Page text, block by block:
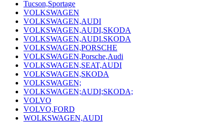
Tucson,Sportage
VOLKSWAGEN
VOLKSWAGEN,AUDI
VOLKSWAGEN,AUDI,SKODA
VOLKSWAGEN,AUDI.SKODA
VOLKSWAGEN,PORSCHE
VOLKSWAGEN,Porsche,Audi
VOLKSWAGEN,SEAT,AUDI
VOLKSWAGEN,SKODA
VOLKSWAGEN;
VOLKSWAGEN;AUDI;SKODA;
VOLVO
VOLVO,FORD
WOLKSWAGEN,AUDI